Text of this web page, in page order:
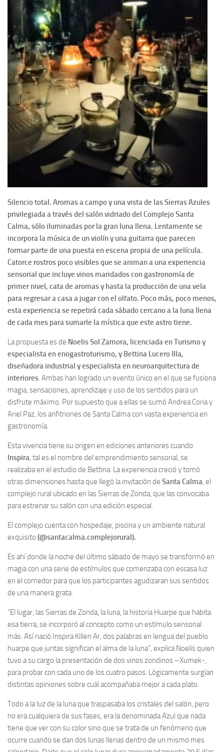
Silencio total. Aromas a campo y una vista de las Sierras Azules
privilegiada a través del salón vidriado del Complejo Santa
Calma, sólo iluminadas por la gran luna llena. Lentamente se
incorpora la música de un violín y una guitarra que parecen
formar parte de una puesta en escena propia de una película.
Catorce rostros poco visibles que se animan a una experiencia
sensorial que incluye vinos maridados con gastronomía de
primer nivel, cata de aromas y hasta la producción de una vela
para regresar a casa a jugar con el olfato. Poco más, poco menos,
esta experiencia se repetirá cada sábado cercano a la luna llena
de cada mes para sumarle la mística que este astro tiene.
La propuesta es de Noelis Sol Zamora, licenciada en Turismo y
especialista en enogastroturismo, y Bettina Lucero Illa,
diseñadora industrial y especialista en neuroarquitectura de
interiores. Ambas han logrado un evento único en el que se fusiona
magia, sensaciones, aprendizaje y uso de los sentidos para un
disfrute máximo. Por supuesto que a ellas se sumó Andrea Coria y
Ariel Paz, los anfitriones de Santa Calma con vasta experiencia en
gastronomía.
Esta vivencia tiene su origen en ediciones anteriores cuando
Inspira, tal es el nombre del emprendimiento sensorial, se
realizaba en el estudio de Bettina. La experiencia creció y tomó
otras dimensiones hasta que llegó la invitación de Santa Calma, el
complejo rural ubicado en las Sierras de Zonda, que las convocaba
para estrenar su salón con una edición especial.
El complejo cuenta con hospedaje, piscina y un ambiente natural
exquisito (@santacalma.complejorural).
Es ahí donde la noche del último sábado de mayo se transformó en
magia con una serie de estímulos que comenzaba con escasa luz
en el comedor para que los participantes agudizaran sus sentidos
de una manera grata.
“El lugar, las Sierras de Zonda, la luna, la historia Huarpe que habita
esa tierra, se incorporó al concepto como un estímulo sensorial
más. Así nació Inspira Killen Ar, dos palabras en lengua del pueblo
huarpe que juntas significan el alma de la luna”, explica Noelís quien
tuvo a su cargo la presentación de dos vinos zondinos –Xumek-,
para probar con cada uno de los cuatro pasos. Lógicamente surgían
distintas opiniones sobre cuál acompañaba mejor a cada plato.
Todo a la luz de la luna que traspasaba los cristales del salón, pero
no era cualquiera de sus fases, era la denominada Azul que nada
tiene que ver con su color sino que se trata de un fenómeno que
ocurre cuando se dan dos lunas llenas dentro de un mismo mes